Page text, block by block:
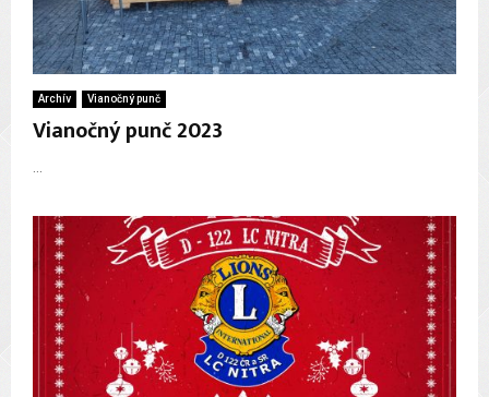
Archív Vianočný punč
Vianočný punč 2023